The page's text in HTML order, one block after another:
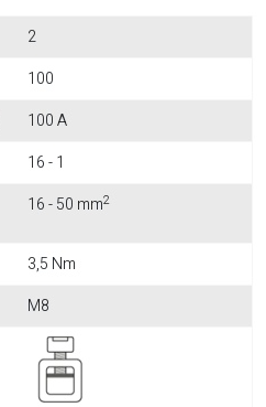
2
100
100 A
16 - 1
16 - 50 mm2
3,5 Nm
M8